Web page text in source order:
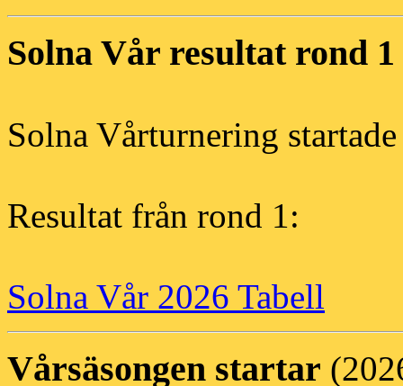
Solna Vår resultat rond 1
Solna Vårturnering
Resultat från rond 1:
Solna Vår 2026 Tabell
Vårsäsongen startar